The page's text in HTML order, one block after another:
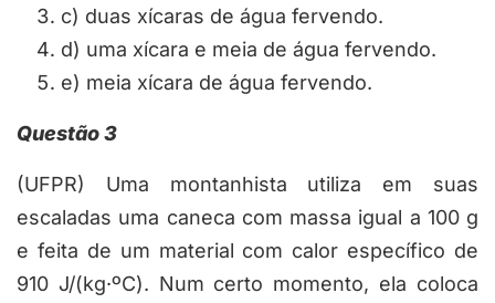
c) duas xícaras de água fervendo.
d) uma xícara e meia de água fervendo.
e) meia xícara de água fervendo.
Questão 3
(UFPR) Uma montanhista utiliza em suas
escaladas uma caneca com massa igual a 100 g
e feita de um material com calor específico de
910 J/(kg·ºC). Num certo momento, ela coloca